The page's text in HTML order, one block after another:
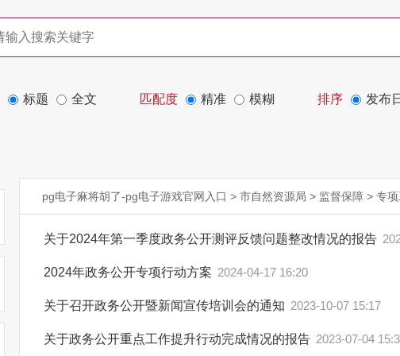
标题 全文 匹配度 精准 模糊 排序 发布
pg电子麻将胡了-pg电子游戏官网入口 > 市自然资源局 > 监督保障 > 专
关于2024年第一季度政务公开测评反馈问题整改情况的报告
2024年政务公开专项行动方案 2024-04-17 16:20
关于召开政务公开暨新闻宣传培训会的通知 2023-10-07 15:17
关于政务公开重点工作提升行动完成情况的报告 2023-07-04